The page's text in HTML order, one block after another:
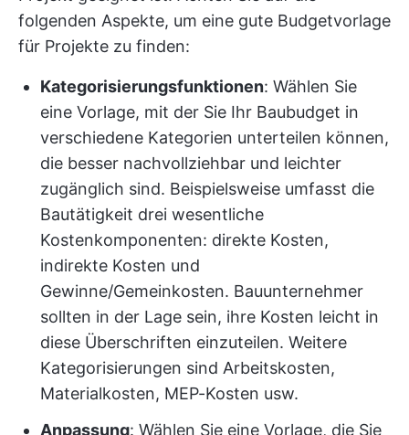
folgenden Aspekte, um eine gute Budgetvorlage
für Projekte zu finden:
Kategorisierungsfunktionen: Wählen Sie
eine Vorlage, mit der Sie Ihr Baubudget in
verschiedene Kategorien unterteilen können,
die besser nachvollziehbar und leichter
zugänglich sind. Beispielsweise umfasst die
Bautätigkeit drei wesentliche
Kostenkomponenten: direkte Kosten,
indirekte Kosten und
Gewinne/Gemeinkosten. Bauunternehmer
sollten in der Lage sein, ihre Kosten leicht in
diese Überschriften einzuteilen. Weitere
Kategorisierungen sind Arbeitskosten,
Materialkosten, MEP-Kosten usw.
Anpassung: Wählen Sie eine Vorlage, die Sie